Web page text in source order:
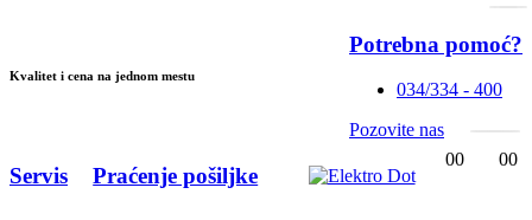
Kvalitet i cena na jednom mestu
Potrebna pomoć?
034/334 - 400
Pozovite nas
Servis Praćenje pošiljke
00 00